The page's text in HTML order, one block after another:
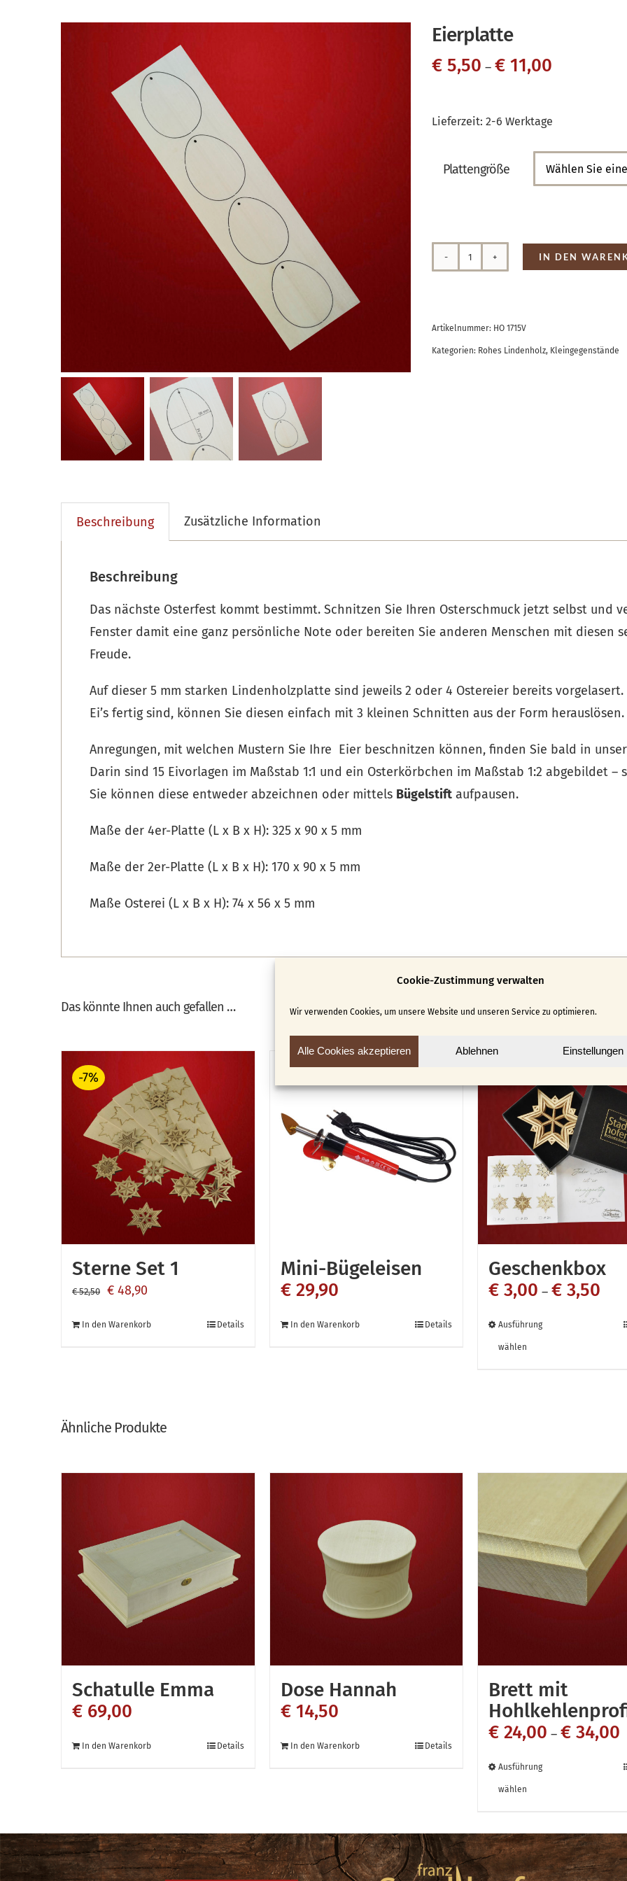
Cookie-Zustimmung verwalten
Wir verwenden Cookies, um unsere Website und unseren Service zu optimieren.
Alle Cookies akzeptieren Ablehnen Einstellungen
Eierplatte
€ 5,50 – € 11,00
Lieferzeit: 2-6 Werktage
Plattengröße
Eierplatte
IN DEN
Artikelnummer: HO 1715V
Kategorien: Rohes Lindenholz, Kleingegenstände
Beschreibung Zusätzliche Information
Beschreibung
Das nächste Osterfest kommt bestimmt. Schnitzen Sie Ihren Osterschmuck jetzt selbst und
Fenster damit eine ganz persönliche Note oder bereiten Sie anderen Menschen mit diesen
Freude.
Auf dieser 5 mm starken Lindenholzplatte sind jeweils 2 oder 4 Ostereier bereits
Ei’s fertig sind, können Sie diesen einfach mit 3 kleinen Schnitten aus der Form herauslösen.
Anregungen, mit welchen Mustern Sie Ihre Eier beschnitzen können, finden Sie bald in
Darin sind 15 Eivorlagen im Maßstab 1:1 und ein Osterkörbchen im Maßstab 1:2 abgebildet –
Sie können diese entweder abzeichnen oder mittels Bügelstiftaufpausen.
Maße der 4er-Platte (L x B x H): 325 x 90 x 5 mm
Maße der 2er-Platte (L x B x H): 170 x 90 x 5 mm
Maße Osterei (L x B x H): 74 x 56 x 5 mm
Das könnte Ihnen auch gefallen …
-7%
Sterne Set 1
€52,50
Ursprünglicher
€ 48,90
In den Warenkorb Details
Mini-Bügeleisen
€29,90
In den Warenkorb Details
Geschenkbox
€ 3,00 – € 3,50
Ausführung
wählen
Optionen
können
der
gewählt
Ähnliche Produkte
Schatulle Emma
€ 69,00
In den Warenkorb Details
Dose Hannah
€14,50
In den Warenkorb Details
Brett mit
€ 24,00 – € 34,00
Ausführung
wählen
mehrere